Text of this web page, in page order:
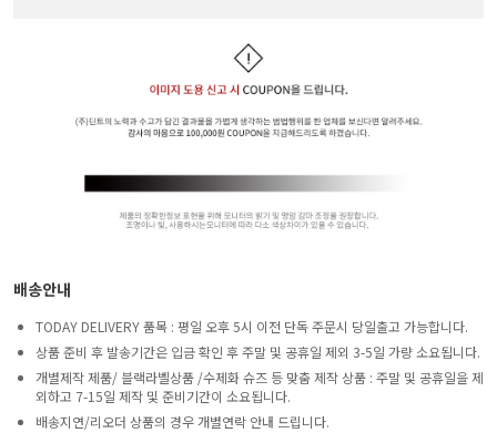
배송안내
TODAY DELIVERY 품목 : 평일 오후 5시 이전 단독 주문시 당일출고 가능합니다.
상품 준비 후 발송기간은 입금 확인 후 주말 및 공휴일 제외 3-5일 가량 소요됩니다.
개별제작 제품/ 블랙라벨상품 /수제화 슈즈 등 맞춤 제작 상품 : 주말 및 공휴일을 제
외하고 7-15일 제작 및 준비기간이 소요됩니다.
배송지연/리오더 상품의 경우 개별연락 안내 드립니다.